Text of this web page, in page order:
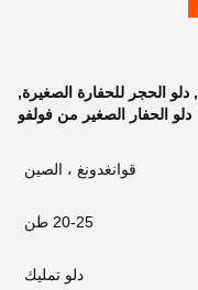
, دلو الحجر للحفارة الصغيرة,
دلو الحفار الصغير من فولفو
قوانغدونغ ، الصين
20-25 طن
دلو تمليك